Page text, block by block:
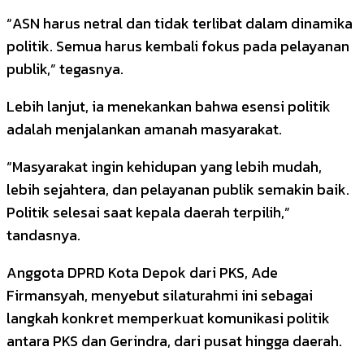
“ASN harus netral dan tidak terlibat dalam dinamika
politik. Semua harus kembali fokus pada pelayanan
publik,” tegasnya.
Lebih lanjut, ia menekankan bahwa esensi politik
adalah menjalankan amanah masyarakat.
“Masyarakat ingin kehidupan yang lebih mudah,
lebih sejahtera, dan pelayanan publik semakin baik.
Politik selesai saat kepala daerah terpilih,”
tandasnya.
Anggota DPRD Kota Depok dari PKS, Ade
Firmansyah, menyebut silaturahmi ini sebagai
langkah konkret memperkuat komunikasi politik
antara PKS dan Gerindra, dari pusat hingga daerah.